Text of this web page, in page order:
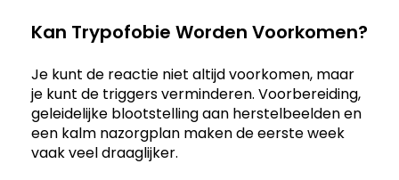
Kan Trypofobie Worden Voorkomen?
Je kunt de reactie niet altijd voorkomen, maar
je kunt de triggers verminderen. Voorbereiding,
geleidelijke blootstelling aan herstelbeelden en
een kalm nazorgplan maken de eerste week
vaak veel draaglijker.